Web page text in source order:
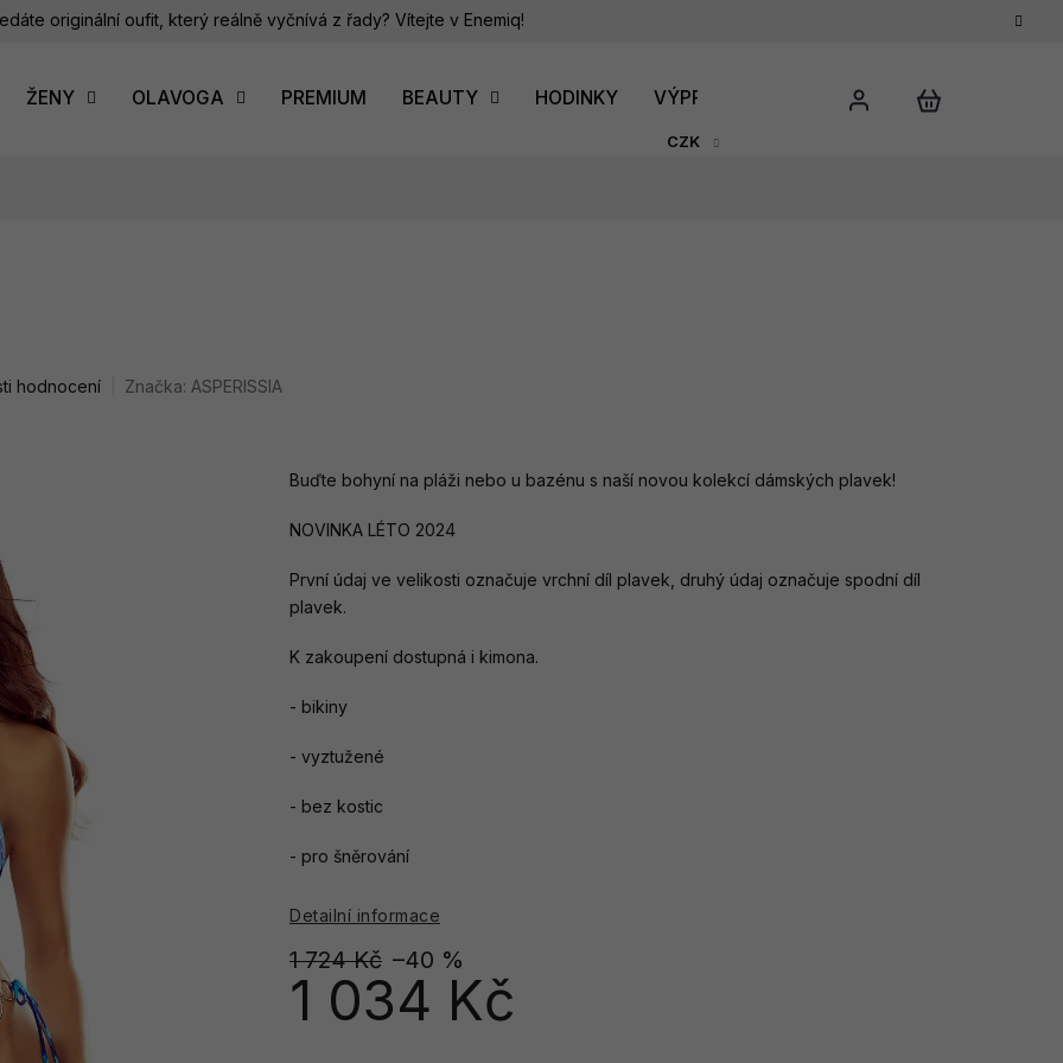
originální oufit, který reálně vyčnívá z řady? Vítejte v Enemiq!
CZK
ŽENY OLAVOGA PREMIUM BEAUTY HODINKY VÝPRODEJ DÁRKOVÝ POUKAZ
hodnocení Značka: ASPERISSIA
1 724 Kč –40 %
1 034 Kč
Buďte bohyní na pláži nebo u bazénu s naší novou kolekcí dámských plavek!
NOVINKA LÉTO 2024
První údaj ve velikosti označuje vrchní díl plavek, druhý údaj označuje spodní díl
plavek.
K zakoupení dostupná i kimona.
- bikiny
- vyztužené
- bez kostic
- pro šněrování
Detailní informace